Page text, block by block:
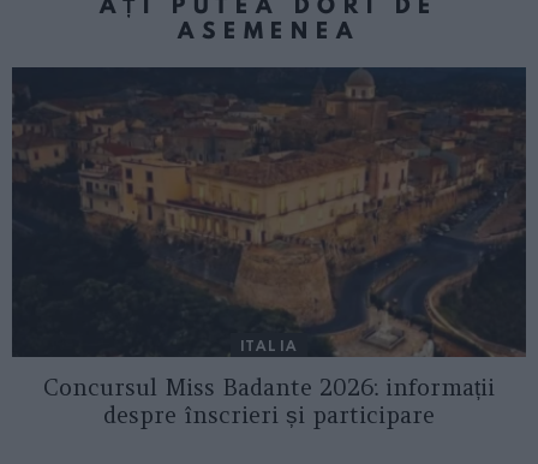
ASEMENEA
ITALIA
Concursul Miss Badante 2026: informații
despre înscrieri și participare